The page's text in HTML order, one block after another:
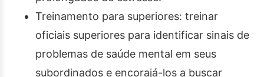
Treinamento para superiores: treinar
oficiais superiores para identificar sinais de
problemas de saúde mental em seus
subordinados e encorajá-los a buscar